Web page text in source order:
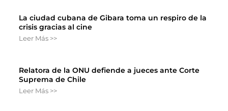
La ciudad cubana de Gibara toma un respiro de la
crisis gracias al cine
Leer Más >>
Relatora de la ONU defiende a jueces ante Corte
Suprema de Chile
Leer Más >>